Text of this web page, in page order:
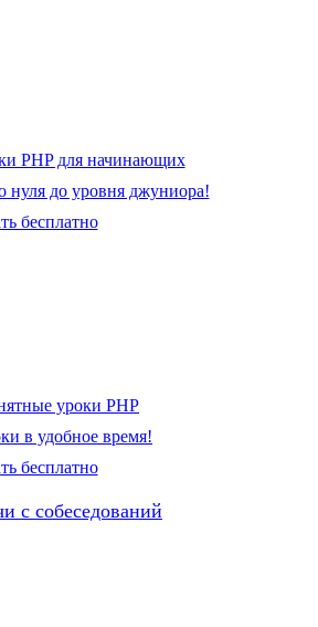
PHP для начинающих
нуля до уровня джуниора!
бесплатно
уроки PHP
в удобное время!
бесплатно
с собеседований